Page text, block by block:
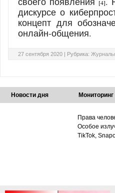
[4]
дискурсе о
концепт для
онлайн-общения.
27 сентября 2020 | Рубрика:
Новости дня
Права
Особое
TikTok,